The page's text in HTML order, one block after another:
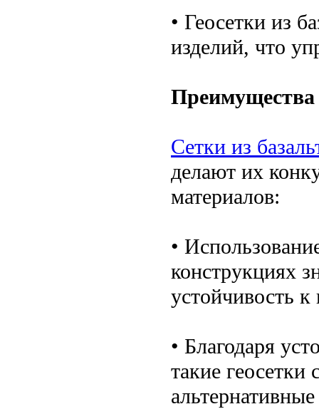
• Геосетки из
изделий, что
Преимущества
Сетки из
делают их
материалов:
•
конструкциях
устойчивость к
• Благодаря
такие